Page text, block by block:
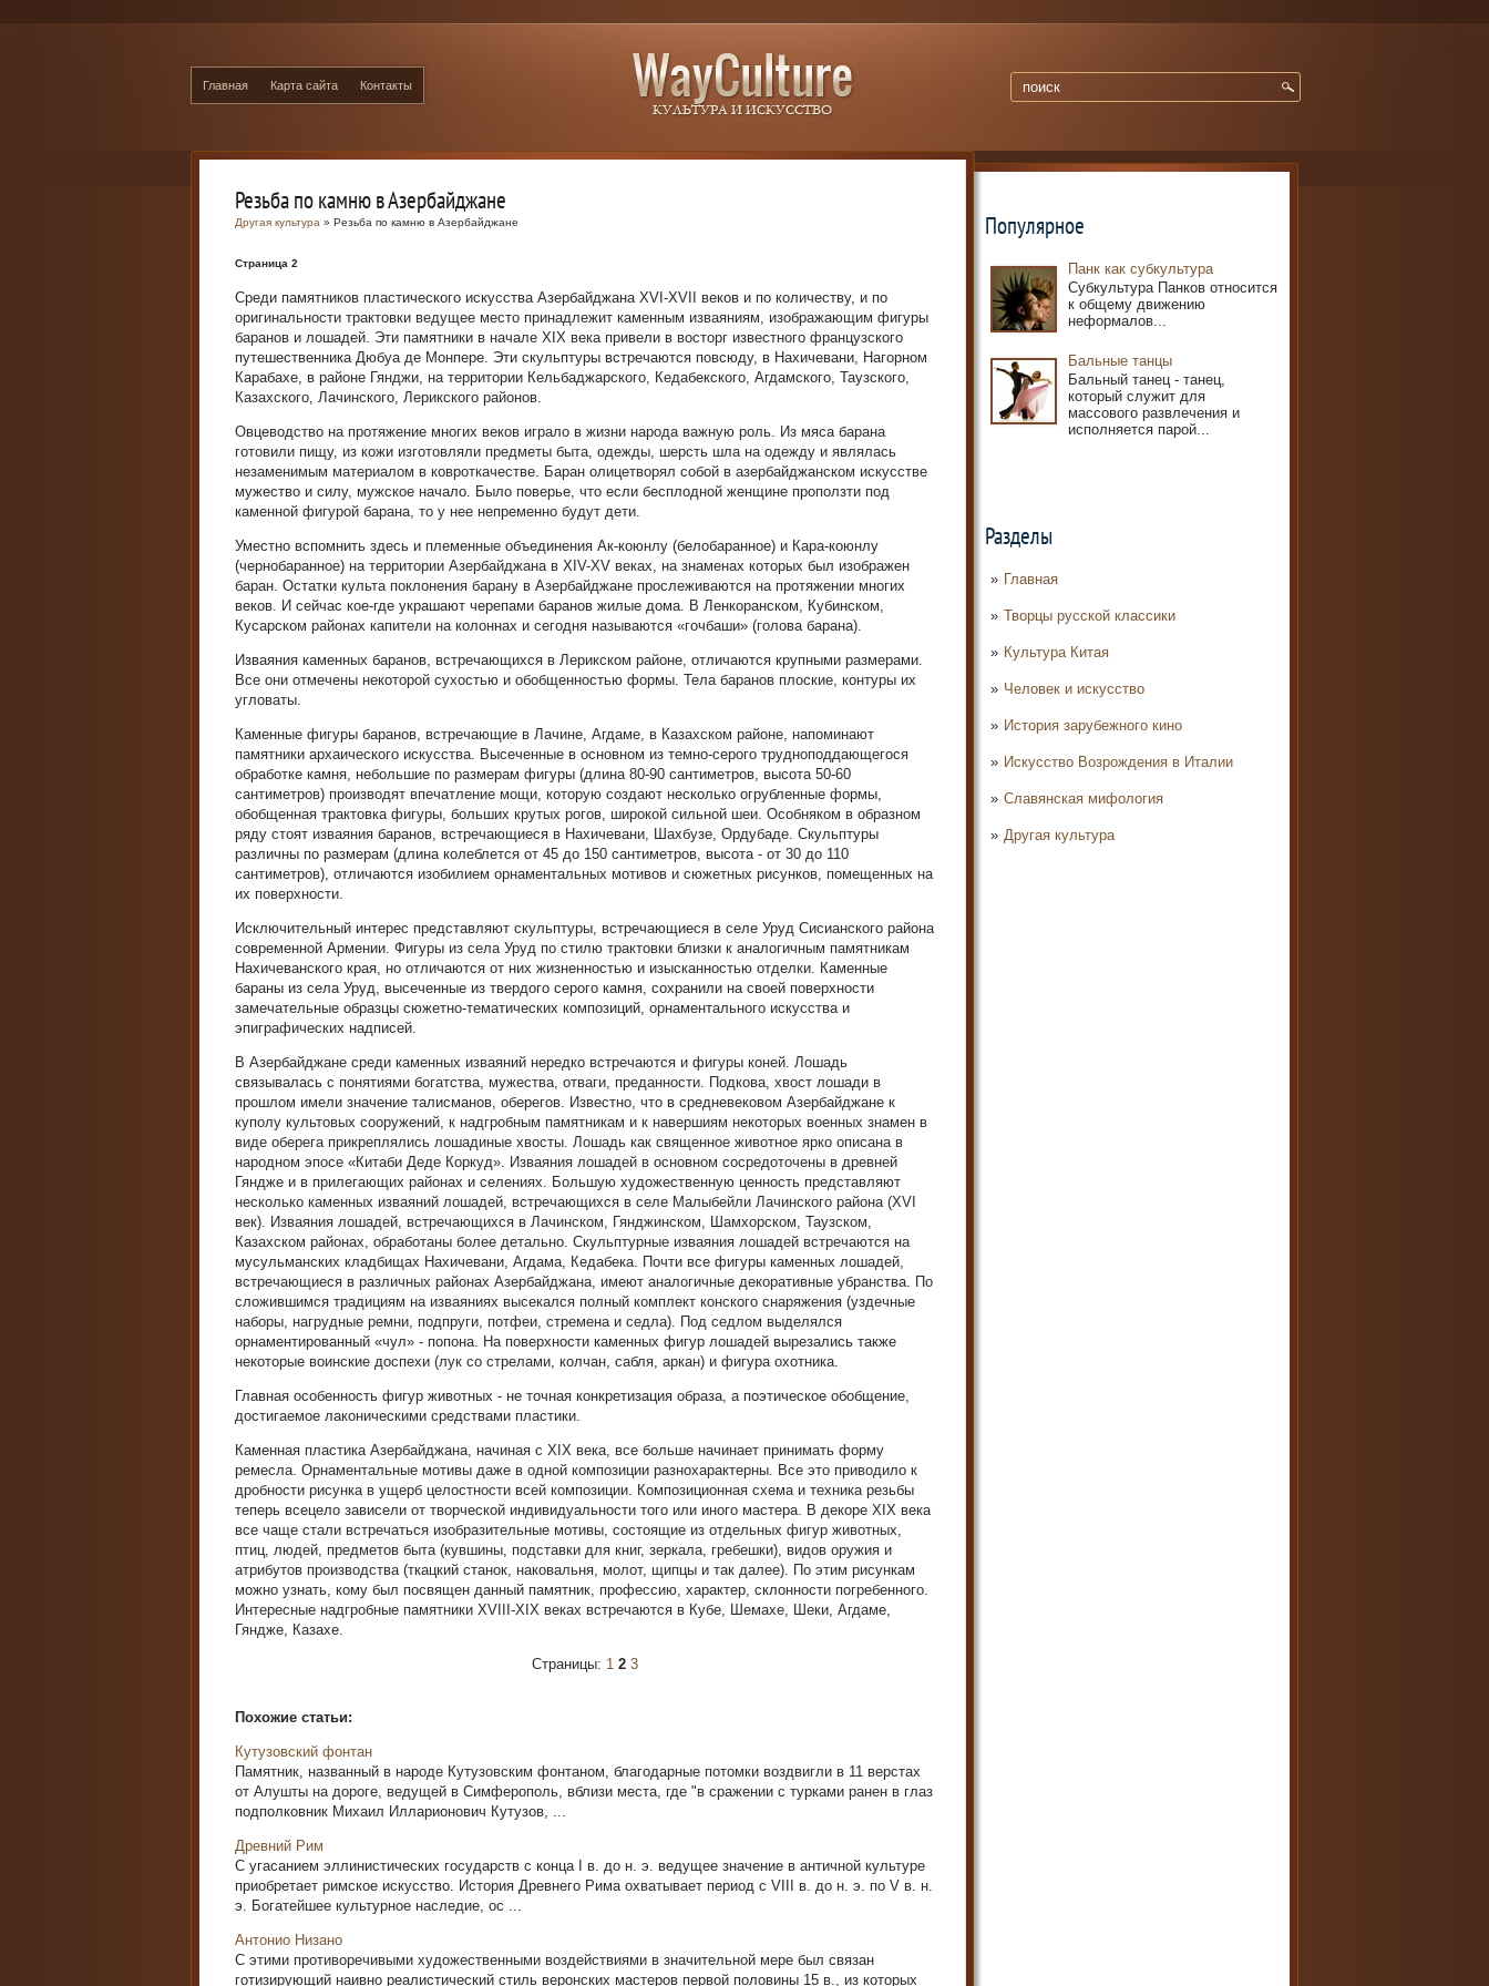
Главная Карта сайта Контакты
Популярное
Панк как субкультура
Субкультура Панков относится
к общему движению
неформалов...
Бальные танцы
Бальный танец - танец,
который служит для
массового развлечения и
исполняется парой...
Разделы
Главная
Творцы русской классики
Культура Китая
Человек и искусство
История зарубежного кино
Искусство Возрождения в Италии
Славянская мифология
Другая культура
Резьба по камню в Азербайджане
Другая культура » Резьба по камню в Азербайджане
Страница 2
Среди памятников пластического искусства Азербайджана XVI-XVII веков и по количеству, и по
оригинальности трактовки ведущее место принадлежит каменным изваяниям, изображающим фигуры
баранов и лошадей. Эти памятники в начале XIX века привели в восторг известного французского
путешественника Дюбуа де Монпере. Эти скульптуры встречаются повсюду, в Нахичевани, Нагорном
Карабахе, в районе Гянджи, на территории Кельбаджарского, Кедабекского, Агдамского, Таузского,
Казахского, Лачинского, Лерикского районов.
Овцеводство на протяжение многих веков играло в жизни народа важную роль. Из мяса барана
готовили пищу, из кожи изготовляли предметы быта, одежды, шерсть шла на одежду и являлась
незаменимым материалом в ковроткачестве. Баран олицетворял собой в азербайджанском искусстве
мужество и силу, мужское начало. Было поверье, что если бесплодной женщине проползти под
каменной фигурой барана, то у нее непременно будут дети.
Уместно вспомнить здесь и племенные объединения Ак-коюнлу (белобаранное) и Кара-коюнлу
(чернобаранное) на территории Азербайджана в XIV-XV веках, на знаменах которых был изображен
баран. Остатки культа поклонения барану в Азербайджане прослеживаются на протяжении многих
веков. И сейчас кое-где украшают черепами баранов жилые дома. В Ленкоранском, Кубинском,
Кусарском районах капители на колоннах и сегодня называются «гочбаши» (голова барана).
Изваяния каменных баранов, встречающихся в Лерикском районе, отличаются крупными размерами.
Все они отмечены некоторой сухостью и обобщенностью формы. Тела баранов плоские, контуры их
угловаты.
Каменные фигуры баранов, встречающие в Лачине, Агдаме, в Казахском районе, напоминают
памятники архаического искусства. Высеченные в основном из темно-серого трудноподдающегося
обработке камня, небольшие по размерам фигуры (длина 80-90 сантиметров, высота 50-60
сантиметров) производят впечатление мощи, которую создают несколько огрубленные формы,
обобщенная трактовка фигуры, больших крутых рогов, широкой сильной шеи. Особняком в образном
ряду стоят изваяния баранов, встречающиеся в Нахичевани, Шахбузе, Ордубаде. Скульптуры
различны по размерам (длина колеблется от 45 до 150 сантиметров, высота - от 30 до 110
сантиметров), отличаются изобилием орнаментальных мотивов и сюжетных рисунков, помещенных на
их поверхности.
Исключительный интерес представляют скульптуры, встречающиеся в селе Уруд Сисианского района
современной Армении. Фигуры из села Уруд по стилю трактовки близки к аналогичным памятникам
Нахичеванского края, но отличаются от них жизненностью и изысканностью отделки. Каменные
бараны из села Уруд, высеченные из твердого серого камня, сохранили на своей поверхности
замечательные образцы сюжетно-тематических композиций, орнаментального искусства и
эпиграфических надписей.
В Азербайджане среди каменных изваяний нередко встречаются и фигуры коней. Лошадь
связывалась с понятиями богатства, мужества, отваги, преданности. Подкова, хвост лошади в
прошлом имели значение талисманов, оберегов. Известно, что в средневековом Азербайджане к
куполу культовых сооружений, к надгробным памятникам и к навершиям некоторых военных знамен в
виде оберега прикреплялись лошадиные хвосты. Лошадь как священное животное ярко описана в
народном эпосе «Китаби Деде Коркуд». Изваяния лошадей в основном сосредоточены в древней
Гяндже и в прилегающих районах и селениях. Большую художественную ценность представляют
несколько каменных изваяний лошадей, встречающихся в селе Малыбейли Лачинского района (XVI
век). Изваяния лошадей, встречающихся в Лачинском, Гянджинском, Шамхорском, Таузском,
Казахском районах, обработаны более детально. Скульптурные изваяния лошадей встречаются на
мусульманских кладбищах Нахичевани, Агдама, Кедабека. Почти все фигуры каменных лошадей,
встречающиеся в различных районах Азербайджана, имеют аналогичные декоративные убранства. По
сложившимся традициям на изваяниях высекался полный комплект конского снаряжения (уздечные
наборы, нагрудные ремни, подпруги, потфеи, стремена и седла). Под седлом выделялся
орнаментированный «чул» - попона. На поверхности каменных фигур лошадей вырезались также
некоторые воинские доспехи (лук со стрелами, колчан, сабля, аркан) и фигура охотника.
Главная особенность фигур животных - не точная конкретизация образа, а поэтическое обобщение,
достигаемое лаконическими средствами пластики.
Каменная пластика Азербайджана, начиная с XIX века, все больше начинает принимать форму
ремесла. Орнаментальные мотивы даже в одной композиции разнохарактерны. Все это приводило к
дробности рисунка в ущерб целостности всей композиции. Композиционная схема и техника резьбы
теперь всецело зависели от творческой индивидуальности того или иного мастера. В декоре XIX века
все чаще стали встречаться изобразительные мотивы, состоящие из отдельных фигур животных,
птиц, людей, предметов быта (кувшины, подставки для книг, зеркала, гребешки), видов оружия и
атрибутов производства (ткацкий станок, наковальня, молот, щипцы и так далее). По этим рисункам
можно узнать, кому был посвящен данный памятник, профессию, характер, склонности погребенного.
Интересные надгробные памятники XVIII-XIX веках встречаются в Кубе, Шемахе, Шеки, Агдаме,
Гяндже, Казахе.
Страницы: 1 2 3
Похожие статьи:
Кутузовский фонтан
Памятник, названный в народе Кутузовским фонтаном, благодарные потомки воздвигли в 11 верстах
от Алушты на дороге, ведущей в Симферополь, вблизи места, где "в сражении с турками ранен в глаз
подполковник Михаил Илларионович Кутузов, ...
Древний Рим
С угасанием эллинистических государств с конца I в. до н. э. ведущее значение в античной культуре
приобрета­ет римское искусство. История Древнего Рима охватывает период с VIII в. до н. э. по V в. н.
э. Богатейшее культур­ное наследие, ос ...
Антонио Низано
С этими противоречивыми художественными воздействиями в значительной мере был связан
готизирующий наивно реалистический стиль веронских мастеров первой половины 15 в., из которых